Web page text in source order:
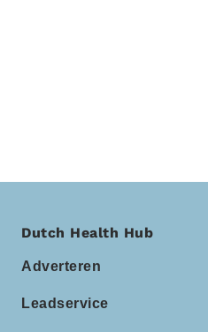
Dutch Health Hub
Adverteren
Leadservice